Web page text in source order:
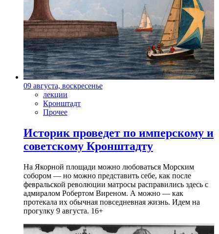
09 августа, воскресенье
лекции
Кронштадт
Прочее
Историк проведет по имперскому и
советскому Кронштадту
На Якорной площади можно любоваться Морским
собором — но можно представить себе, как после
февральской революции матросы расправились здесь с
адмиралом Робертом Виреном. А можно — как
протекала их обычная повседневная жизнь. Идем на
прогулку 9 августа. 16+